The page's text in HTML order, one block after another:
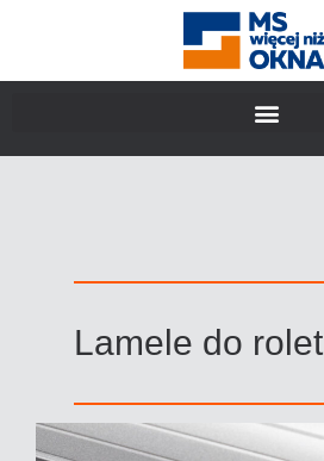
Lamele do rolet